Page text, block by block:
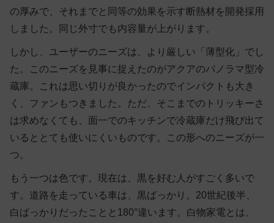
の厚みで、それまでと同等の効果を示す断熱材を開発採用
しました。同じ外寸でも内容量が上がります。
しかし、ユーザーのニーズは、より厳しい「薄型化」でし
た。このニーズを見事に捉えたのがアクアのパノラマ型冷
蔵庫。これは思い切りが良かったのでインパクトも大き
く、ファンもつきました。ただ、そこまでのトリッキーさ
は求めなくても、面一でのキッチンで冷蔵庫だけ飛び出て
いるととても使いにくいものです。この形へのニーズが一
つ。
もう一つは色です。現在は、黒を好む人がすごく多いで
す。道路を走っている車は、黒ばっかり。20世紀後半、
白ばっかりだったことと180°違います。白物家電とは、